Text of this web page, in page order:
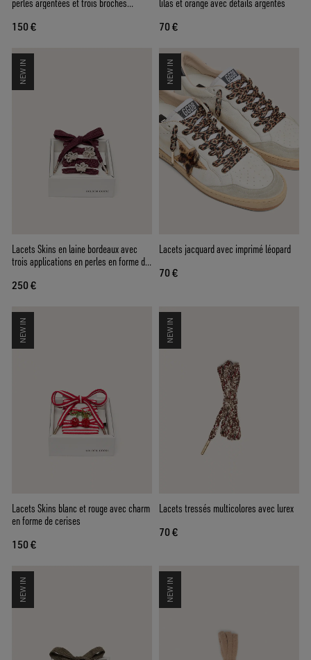
150 € 70 €
NEW IN
Lacets Skins en laine bordeaux avec
trois applications en perles en forme de
250 €
NEW IN
Lacets jacquard avec imprimé léopard
70 €
NEW IN
Lacets Skins blanc et rouge avec charm
en forme de cerises
150 €
NEW IN
Lacets tressés multicolores avec lurex
70 €
NEW IN NEW IN